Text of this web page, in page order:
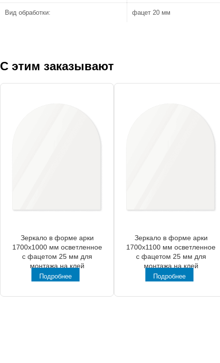
Вид обработки: фацет 20 мм
С этим заказывают
Зеркало в форме арки
1700x1000 мм осветленное
с фацетом 25 мм для
монтажа на клей
Подробнее
Зеркало в форме арки
1700x1100 мм осветленное
с фацетом 25 мм для
монтажа на клей
Подробнее